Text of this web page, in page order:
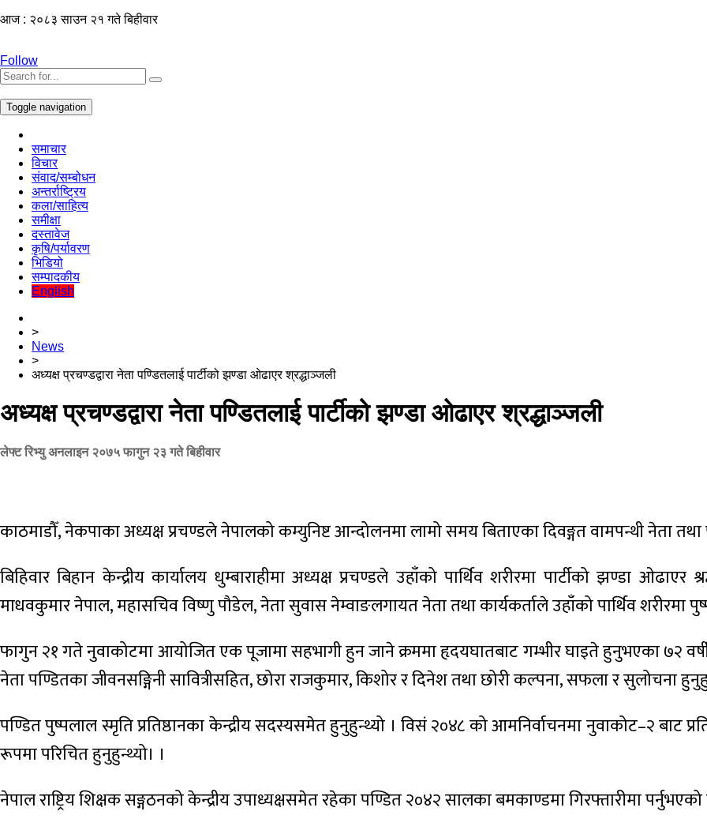
आज : २०८३ साउन २१ गते बिहीवार
Follow
Toggle navigation
समाचार
विचार
संवाद/सम्बोधन
अन्तर्राष्ट्रिय
कला/साहित्य
समीक्षा
दस्तावेज
कृषि/पर्यावरण
भिडियो
सम्पादकीय
English
>
News
>
अध्यक्ष प्रचण्डद्वारा नेता पण्डितलाई पार्टीको झण्डा ओढाएर श्रद्धाञ्जली
अध्यक्ष प्रचण्डद्वारा नेता पण्डितलाई पार्टीको झण्डा ओढाएर श्रद्धाञ्जली
लेफ्ट रिभ्यु अनलाइन २०७५ फागुन २३ गते बिहीवार
काठमाडौँ, नेकपाका अध्यक्ष प्रचण्डले नेपालको कम्युनिष्ट आन्दोलनमा लामो समय बिताएका दिवङ्गत वामपन्थी नेता तथा
बिहिवार बिहान केन्द्रीय कार्यालय धुम्बाराहीमा अध्यक्ष प्रचण्डले उहाँको पार्थिव शरीरमा पार्टीको झण्डा ओढाएर
माधवकुमार नेपाल, महासचिव विष्णु पौडेल, नेता सुवास नेम्वाङलगायत नेता तथा कार्यकर्ताले उहाँको पार्थिव शरीरमा
फागुन २१ गते नुवाकोटमा आयोजित एक पूजामा सहभागी हुन जाने क्रममा हृदयघातबाट गम्भीर घाइते हुनुभएका ७२
नेता पण्डितका जीवनसङ्गिनी सावित्रीसहित, छोरा राजकुमार, किशोर र दिनेश तथा छोरी कल्पना, सफला र सुलोचना
पण्डित पुष्पलाल स्मृति प्रतिष्ठानका केन्द्रीय सदस्यसमेत हुनुहुन्थ्यो । विसं २०४८ को आमनिर्वाचनमा नुवाकोट–२ बाट
रूपमा परिचित हुनुहुन्थ्यो। ।
नेपाल राष्ट्रिय शिक्षक सङ्गठनको केन्द्रीय उपाध्यक्षसमेत रहेका पण्डित २०४२ सालका बमकाण्डमा गिरफ्तारीमा पर्नुभएको